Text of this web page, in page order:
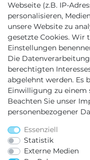
Webseite (z.B. IP-
personalisieren,
unsere Website zu
gesetzte Cookies. Wir
Einstellungen
Die
berechtigten
abgelehnt werden. Es
Einwilligung zu einem
Beachten Sie unser
personenbezogener
Essenziell
Statistik
Externe Medien